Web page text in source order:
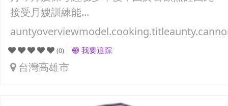
接受月嫂訓練能...
(0) 我要追踪
台灣高雄市